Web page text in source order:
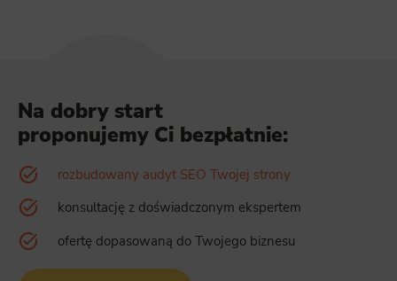
Na dobry start
proponujemy Ci bezpłatnie:
rozbudowany audyt SEO Twojej strony
konsultację z doświadczonym ekspertem
ofertę dopasowaną do Twojego biznesu